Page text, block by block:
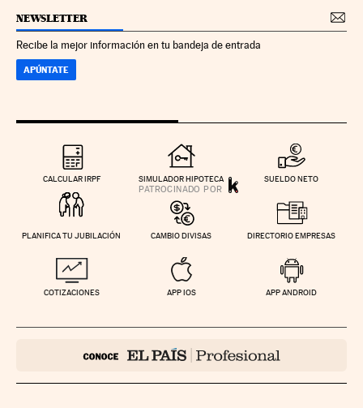
NEWSLETTER
Recibe la mejor información en tu bandeja de entrada
APÚNTATE
CALCULAR IRPF SIMULADOR HIPOTECA SUELDO NETO
PLANIFICA TU JUBILACIÓN CAMBIO DIVISAS DIRECTORIO EMPRESAS
COTIZACIONES APP IOS APP ANDROID